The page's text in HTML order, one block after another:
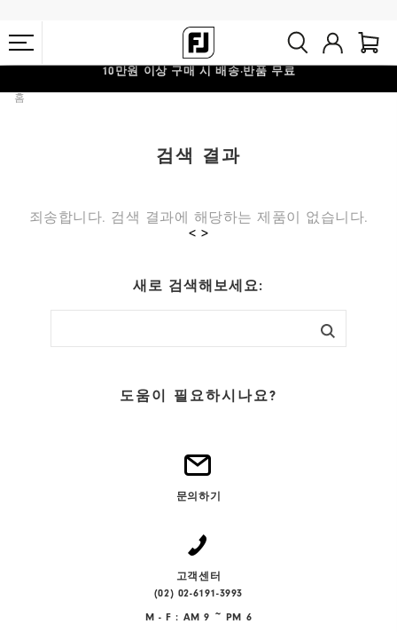
#1 SHOE IN GOLF #1 GLOVE IN GOLF
10만원 이상 구매 시 배송·반품 무료
홈
검색 결과
죄송합니다. 검색 결과에 해당하는 제품이 없습니다.
< >
새로 검색해보세요:
도움이 필요하시나요?
문의하기
고객센터
(02) 02-6191-3993
M - F : AM 9 ~ PM 6